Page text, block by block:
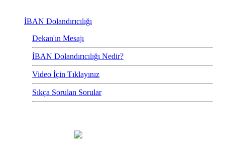
İBAN Dolandırıcılığı
Dekan'ın Mesajı
İBAN Dolandırıcılığı Nedir?
Video İçin Tıklayınız
Sıkça Sorulan Sorular